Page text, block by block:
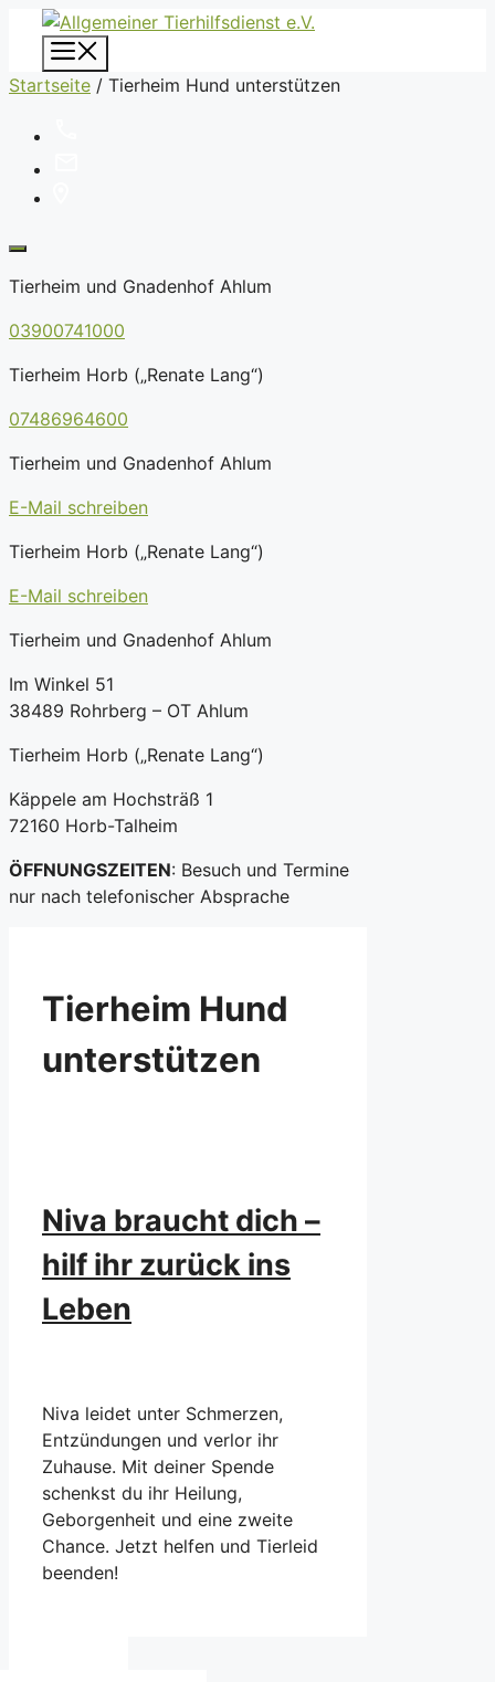
Zum
Inhalt
springen
Startseite / Tierheim Hund unterstützen
Tierheim und Gnadenhof Ahlum
03900741000
Tierheim Horb („Renate Lang“)
07486964600
Tierheim und Gnadenhof Ahlum
E-Mail schreiben
Tierheim Horb („Renate Lang“)
E-Mail schreiben
Tierheim und Gnadenhof Ahlum
Im Winkel 51
38489 Rohrberg – OT Ahlum
Tierheim Horb („Renate Lang“)
Käppele am Hochsträß 1
72160 Horb-Talheim
ÖFFNUNGSZEITEN: Besuch und Termine
nur nach telefonischer Absprache
Tierheim Hund
unterstützen
Niva braucht dich –
hilf ihr zurück ins
Leben
Niva leidet unter Schmerzen,
Entzündungen und verlor ihr
Zuhause. Mit deiner Spende
schenkst du ihr Heilung,
Geborgenheit und eine zweite
Chance. Jetzt helfen und Tierleid
beenden!